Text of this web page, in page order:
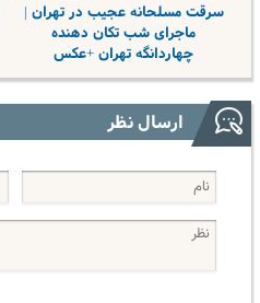
سرقت مسلحانه عجیب در تهران |
ماجرای شب تکان دهنده‌
چهاردانگه تهران +عکس
ارسال نظر